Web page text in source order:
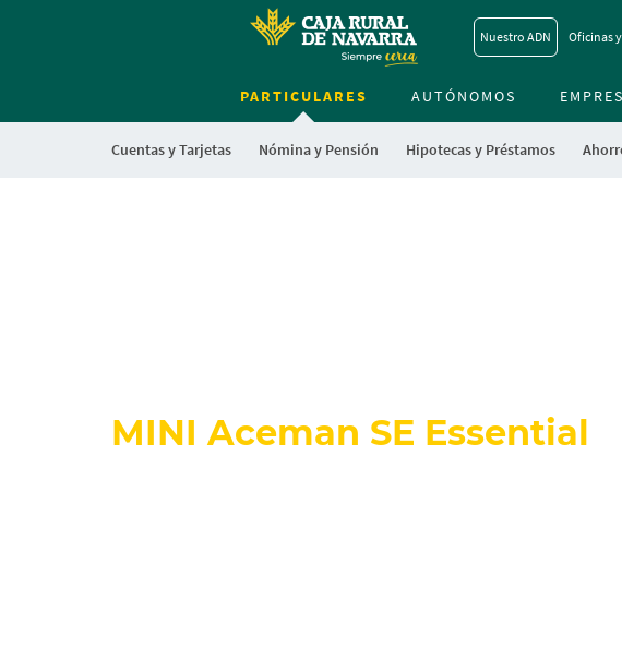
Nuestro ADN Oficinas
PARTICULARES
Cuentas y Tarjetas Nómina y Pensión Hipotecas y Préstamos
AUTÓNOMOS
MINI Aceman SE Essential